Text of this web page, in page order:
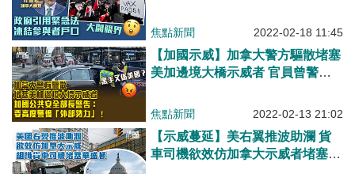
焦點新聞 2022-02-18 11:45
【加國示威】加拿大警方驅散堵塞
美加邊境大橋示威者 官員曾警
焦點新聞 2022-02-13 21:02
【示威蔓延】美右翼推波助瀾 貨
車司機欲效仿加拿大示威者堵塞華